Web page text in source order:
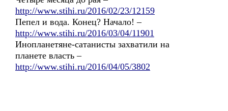
http://www.stihi.ru/2016/02/23/12159
Пепел и вода. Конец? Начало! –
http://www.stihi.ru/2016/03/04/11901
Инопланетяне-сатанисты захватили на
планете власть –
http://www.stihi.ru/2016/04/05/3802